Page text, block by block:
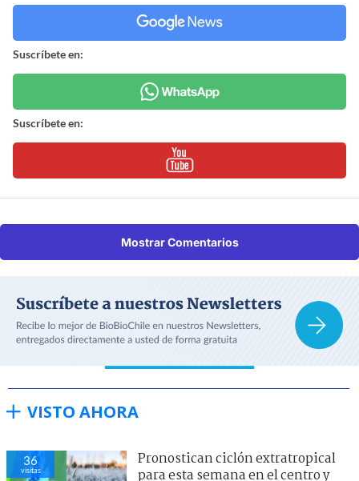
Suscríbete en:
Suscríbete en:
Mostrar Comentarios
VISTO AHORA
36
visitas
Pronostican ciclón extratropical
para esta semana en el centro y